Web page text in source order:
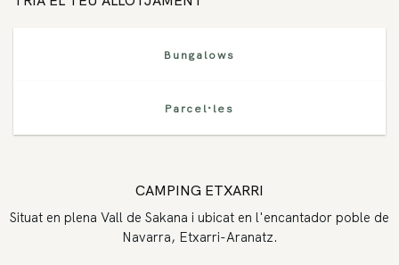
Bungalows
Parcel·les
CAMPING ETXARRI
Situat en plena Vall de Sakana i ubicat en l'encantador poble de
Navarra, Etxarri-Aranatz.